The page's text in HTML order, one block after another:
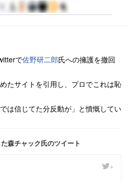
で佐野研二郎氏への擁護を撤回
たサイトを引用し、プロでこれは恥
は信じてた分反動が」と憤慨してい
森チャック氏のツイート